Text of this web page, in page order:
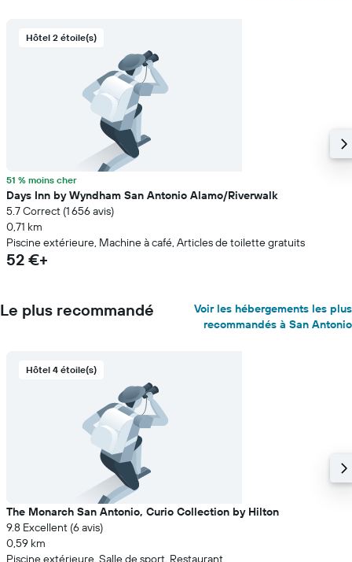
Hôtel 2 étoile(s)
51 % moins cher
Days Inn by Wyndham San Antonio Alamo/Riverwalk
5.7 Correct (1 656 avis)
0,71 km
Piscine extérieure, Machine à café, Articles de toilette gratuits
52 €+
Le plus recommandé
Voir les hébergements les plus
recommandés à San Antonio
Hôtel 4 étoile(s)
The Monarch San Antonio, Curio Collection by Hilton
9.8 Excellent (6 avis)
0,59 km
Piscine extérieure, Salle de sport, Restaurant